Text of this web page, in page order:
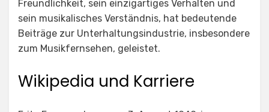
Freundlichkeit, sein einzigartiges Verhalten und
sein musikalisches Verständnis, hat bedeutende
Beiträge zur Unterhaltungsindustrie, insbesondere
zum Musikfernsehen, geleistet.
Wikipedia und Karriere